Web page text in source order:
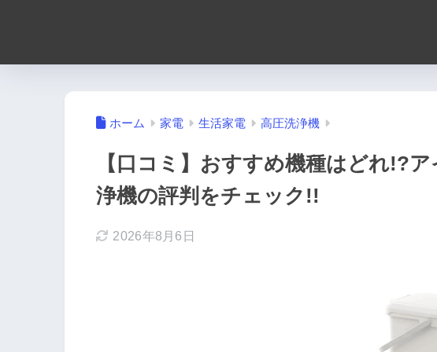
ホーム 家電 生活家電 高圧洗浄機
【口コミ】おすすめ機種はどれ!?
浄機の評判をチェック!!
2026年8月6日